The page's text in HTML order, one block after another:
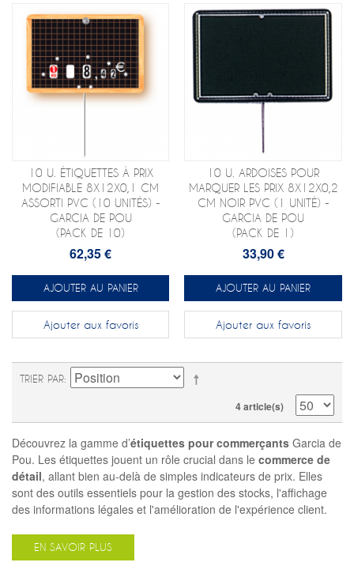
10 U. ÉTIQUETTES À PRIX
MODIFIABLE 8X12X0,1 CM
ASSORTI PVC (10 UNITÉS) -
GARCIA DE POU
(PACK DE 10)
62,35 €
AJOUTER AU PANIER
Ajouter aux favoris
10 U. ARDOISES POUR
MARQUER LES PRIX 8X12X0,2
CM NOIR PVC (1 UNITÉ) -
GARCIA DE POU
(PACK DE 1)
33,90 €
AJOUTER AU PANIER
Ajouter aux favoris
TRIER PAR
4 article(s)
Découvrez la gamme d’étiquettes pour commerçants Garcia de
Pou. Les étiquettes jouent un rôle crucial dans le commerce de
détail, allant bien au-delà de simples indicateurs de prix. Elles
sont des outils essentiels pour la gestion des stocks, l'affichage
des informations légales et l'amélioration de l'expérience client.
EN SAVOIR PLUS